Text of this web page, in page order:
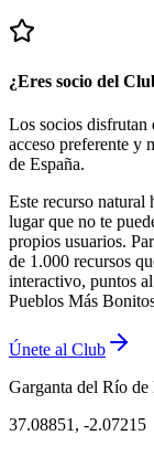
¿Eres socio del
Los socios disfrutan
acceso preferente y
de España.
Este recurso natural
lugar que no te
propios usuarios.
de 1.000 recursos
interactivo, puntos
Pueblos Más
Únete al Club
Garganta del Río
37.08851, -2.07215